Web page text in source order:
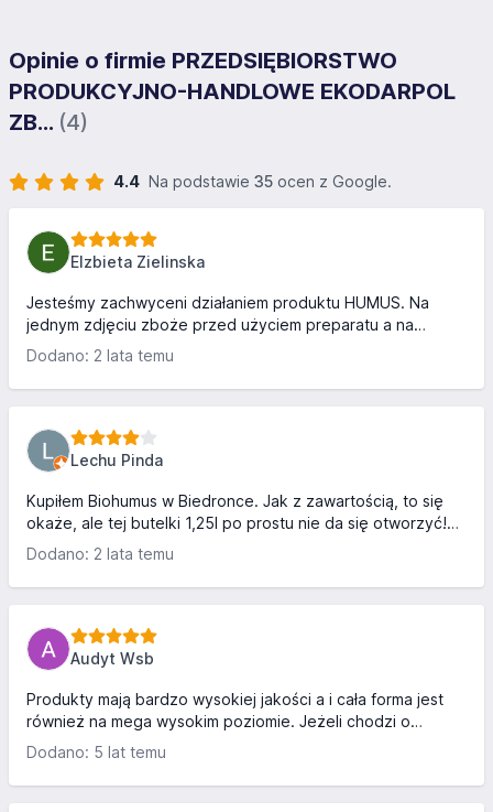
Opinie o firmie PRZEDSIĘBIORSTWO
PRODUKCYJNO-HANDLOWE EKODARPOL
ZB... (4)
4.4 Na podstawie 35 ocen z Google.
Elzbieta Zielinska
Jesteśmy zachwyceni działaniem produktu HUMUS. Na
jednym zdjęciu zboże przed użyciem preparatu a na
drugim po dwukrotnej dawce produktu + na ściernisko.
Zboże nieporównywalnie ładniejsze od zboża sąsiada ;)
Dodano: 2 lata temu
Lechu Pinda
Kupiłem Biohumus w Biedronce. Jak z zawartością, to się
okaże, ale tej butelki 1,25l po prostu nie da się otworzyć!
Musiałem zdewastować zakrętkę, aby dostać się do
Dodano: 2 lata temu
Audyt Wsb
Produkty mają bardzo wysokiej jakości a i cała forma jest
również na mega wysokim poziomie. Jeżeli chodzi o
nawozy w ogólnym znaczeniu to numer 1 w Polsce.
Dodano: 5 lat temu